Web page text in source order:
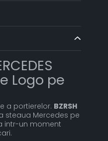
Logo pe
a portierelor. BZRSH
steaua Mercedes pe
intr-un moment